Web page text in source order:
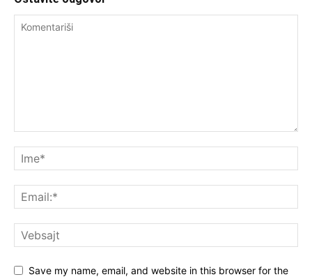
Save my name, email, and website in this browser for the